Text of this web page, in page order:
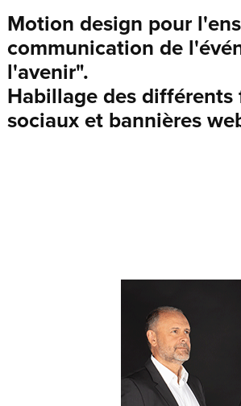
Motion design pour
communication de
l'avenir".
Habillage des
sociaux et bannières